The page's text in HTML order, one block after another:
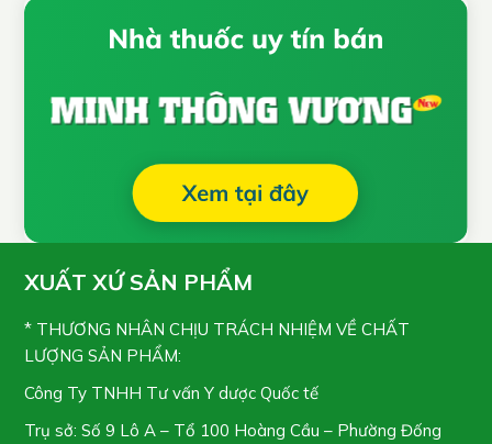
XUẤT XỨ SẢN PHẨM
* THƯƠNG NHÂN CHỊU TRÁCH NHIỆM VỀ CHẤT
LƯỢNG SẢN PHẨM:
Công Ty TNHH Tư vấn Y dược Quốc tế
Trụ sở: Số 9 Lô A – Tổ 100 Hoàng Cầu – Phường Đống